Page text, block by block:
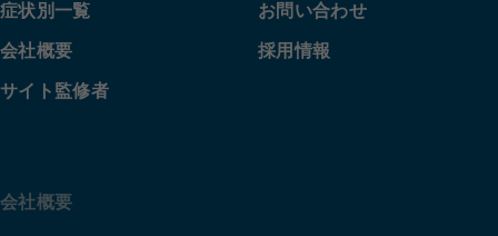
症状別一覧
会社概要
サイト監修者
お問い合わせ
採用情報
会社概要